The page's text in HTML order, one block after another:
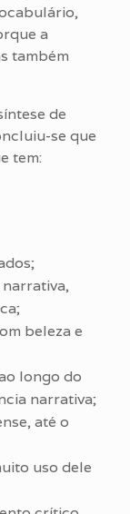
a
também
de
se que
tem:
beleza e
longo do
narrativa;
até o
uso dele